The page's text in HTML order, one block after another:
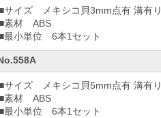
サイズ メキシコ貝3mm点有 溝有り
素材 ABS
最小単位 6本1セット
サイズ メキシコ貝5mm点有 溝有り
素材 ABS
最小単位 6本1セット